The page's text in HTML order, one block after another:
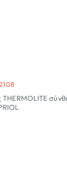
THERMOLITE